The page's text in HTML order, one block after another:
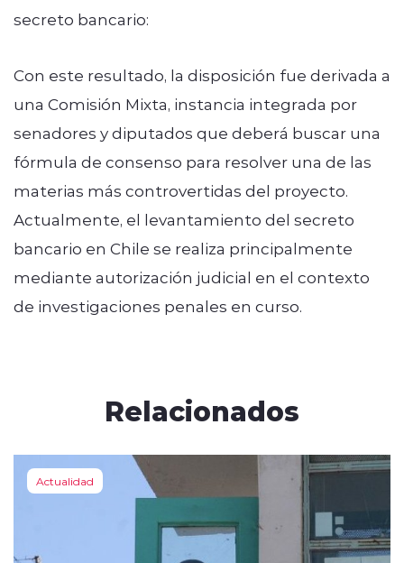
secreto bancario:
Con este resultado, la disposición fue derivada a
una Comisión Mixta, instancia integrada por
senadores y diputados que deberá buscar una
fórmula de consenso para resolver una de las
materias más controvertidas del proyecto.
Actualmente, el levantamiento del secreto
bancario en Chile se realiza principalmente
mediante autorización judicial en el contexto
de investigaciones penales en curso.
Relacionados
Actualidad